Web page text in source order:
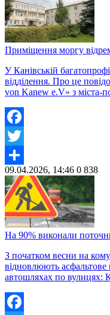
Приміщення моргу
У Канівській
відділення. Про це
von Kanew e.V» з міста-
Facebook
Twitter
Share
09.04.2026, 14:46 0 838
На 90% виконали
З початком весни на
відновлюють асфальтове
автошляхах по вулицях: